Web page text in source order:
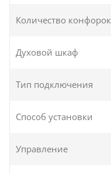
Количество конфорок
Духовой шкаф
Тип подключения
Способ установки
Управление